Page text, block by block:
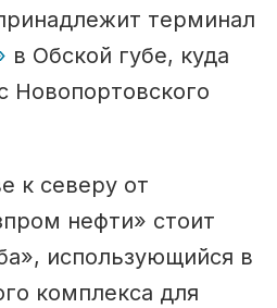
терминал
в Обской губе, куда
Новопортовского
к северу от
нефти» стоит
использующийся в
комплекса для